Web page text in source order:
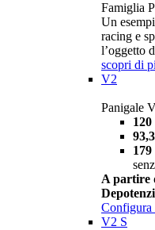
Famiglia
Un
racing e
l’oggetto
scopri di
V2
Panigale
A partire
Configura
V2 S